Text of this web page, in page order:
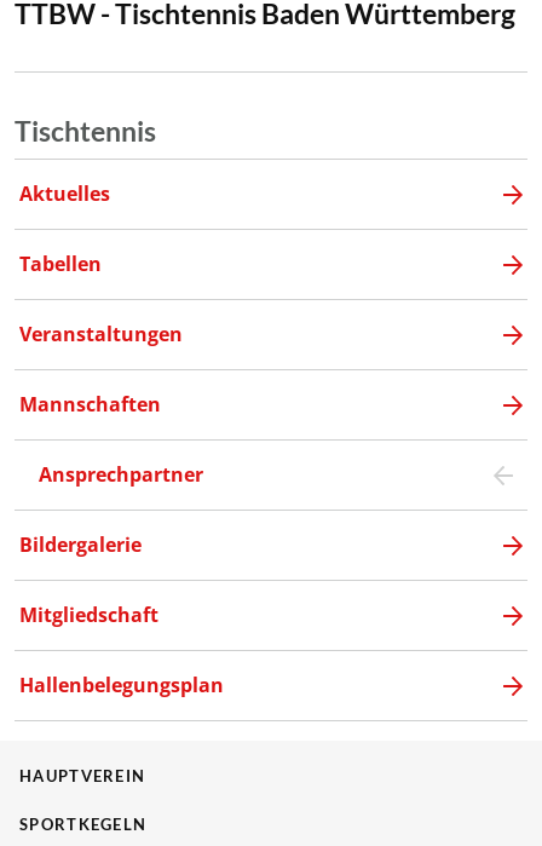
TTBW - Tischtennis Baden Württemberg
Tischtennis
Aktuelles
Tabellen
Veranstaltungen
Mannschaften
Ansprechpartner
Bildergalerie
Mitgliedschaft
Hallenbelegungsplan
HAUPTVEREIN
SPORTKEGELN